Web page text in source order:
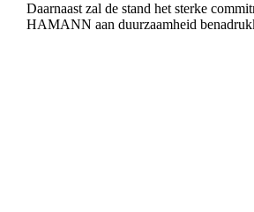
Daarnaast zal de stand het sterke
HAMANN aan duurzaamheid